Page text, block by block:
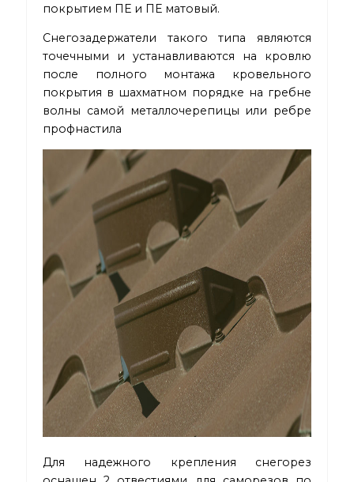
покрытием ПЕ и ПЕ матовый.
Снегозадержатели такого типа являются
точечными и устанавливаются на кровлю
после полного монтажа кровельного
покрытия в шахматном порядке на гребне
волны самой металлочерепицы или ребре
профнастила
Для надежного крепления снегорез